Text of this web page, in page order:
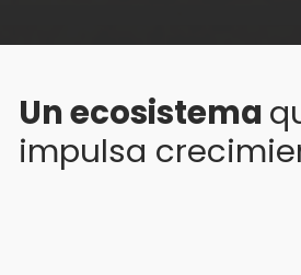
Un ecosistema
impulsa